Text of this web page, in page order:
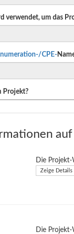
verwendet, um das
CPE-
Projekt?
Die
Zeige Details
Die